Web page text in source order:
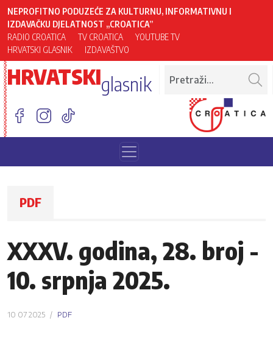
NEPROFITNO PODUZEĆE ZA KULTURNU, INFORMATIVNU I
IZDAVAČKU DJELATNOST „CROATICA”
RADIO CROATICA
TV CROATICA
YOUTUBE TV
HRVATSKI GLASNIK
IZDAVAŠTVO
HRVATSKIglasnik
PDF
XXXV. godina, 28. broj -
10. srpnja 2025.
10 07 2025 PDF